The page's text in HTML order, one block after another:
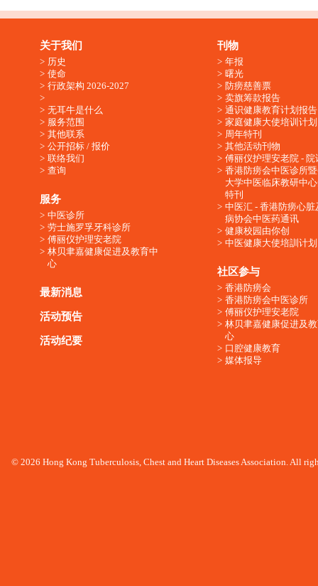
关于我们
历史
使命
行政架构 2026-2027
无耳牛是什么
服务范围
其他联系
公开招标 / 报价
联络我们
查询
服务
中医诊所
劳士施罗孚牙科诊所
傅丽仪护理安老院
林贝聿嘉健康促进及教育中
心
最新消息
活动预告
活动纪要
刊物
年报
曙光
防痨慈善票
卖旗筹款报告
通识健康教育计划报告
家庭健康大使培训计划
周年特刊
其他活动刊物
傅丽仪护理安老院 - 院
香港防痨会中医诊所
大学中医临床教研中
特刊
中医汇 - 香港防痨心脏
病协会中医药通讯
健康校园由你创
中医健康大使培訓计划
社区参与
香港防痨会
香港防痨会中医诊所
傅丽仪护理安老院
林贝聿嘉健康促进及
心
口腔健康教育
媒体报导
© 2026 Hong Kong Tuberculosis, Chest and Heart Diseases Association. All